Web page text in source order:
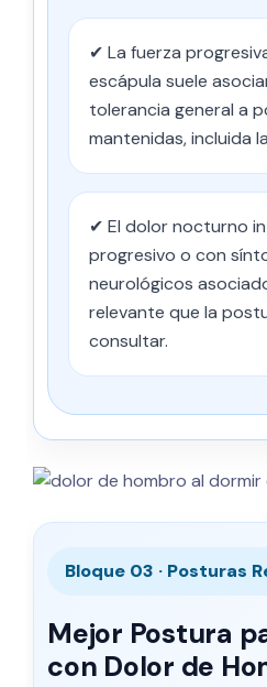
✔ La fuerza
escápula suele
tolerancia general a
mantenidas, incluida
✔ El dolor nocturno
progresivo o con
neurológicos
relevante que la
consultar.
Bloque 03 · Posturas
Mejor Postura
con Dolor de